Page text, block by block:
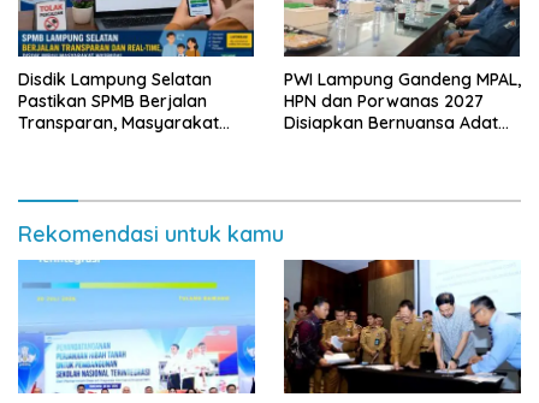
Disdik Lampung Selatan
Pastikan SPMB Berjalan
Transparan, Masyarakat
PWI Lampung Gandeng MPAL,
HPN dan Porwanas 2027
Disiapkan Bernuansa Adat
Rekomendasi untuk kamu